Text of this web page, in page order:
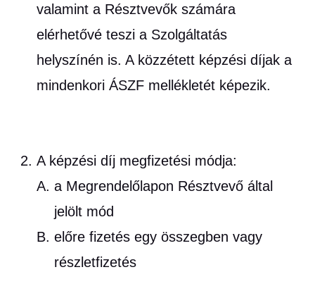
valamint a Résztvevők számára
elérhetővé teszi a Szolgáltatás
helyszínén is. A közzétett képzési díjak a
mindenkori ÁSZF mellékletét képezik.
A képzési díj megfizetési módja:
a Megrendelőlapon Résztvevő által
jelölt mód
előre fizetés egy összegben vagy
részletfizetés